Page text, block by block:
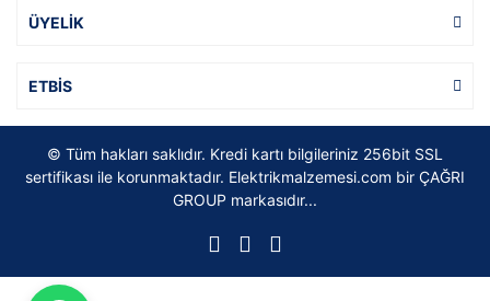
ÜYELİK
ETBİS
© Tüm hakları saklıdır. Kredi kartı bilgileriniz 256bit SSL
sertifikası ile korunmaktadır. Elektrikmalzemesi.com bir ÇAĞRI
GROUP markasıdır...